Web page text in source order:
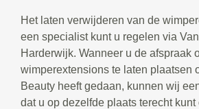
Het laten verwijderen van de
een specialist kunt u regelen via
Harderwijk. Wanneer u de afspraak
wimperextensions te laten plaatsen
Beauty heeft gedaan, kunnen wij
dat u op dezelfde plaats terecht kunt